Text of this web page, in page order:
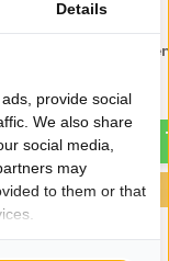
Dubbelwandige
10,99
Details
provide social
We also share
social media,
may
to them or that